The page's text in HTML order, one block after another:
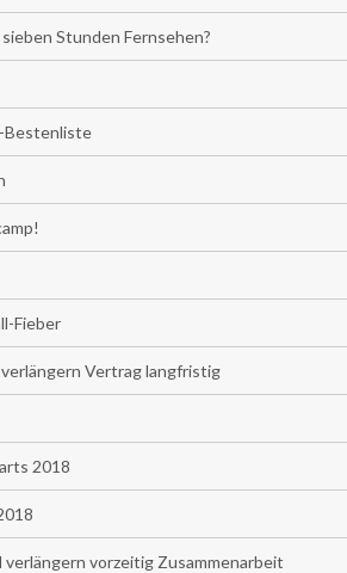
Stunden Fernsehen?
Bestenliste
Fieber
Vertrag langfristig
2018
vorzeitig Zusammenarbeit